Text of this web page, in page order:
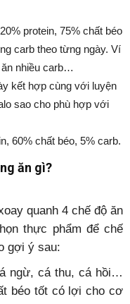
protein, 75% chất béo
carb theo từng ngày. Ví
nhiều carb…
kết hợp cùng với luyện
sao cho phù hợp với
60% chất béo, 5% carb.
ăn gì?
quanh 4 chế độ ăn
thực phẩm để chế
gợi ý sau:
ngừ, cá thu, cá hồi…
béo tốt có lợi cho cơ